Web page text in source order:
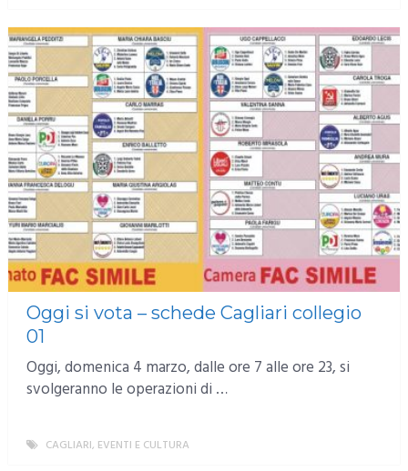
Oggi si vota – schede Cagliari collegio
01
Oggi, domenica 4 marzo, dalle ore 7 alle ore 23, si
svolgeranno le operazioni di …
CAGLIARI, EVENTI E CULTURA